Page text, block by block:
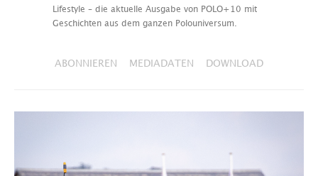
Lifestyle – die aktuelle Ausgabe von POLO+10 mit
Geschichten aus dem ganzen Polouniversum.
ABONNIEREN MEDIADATEN DOWNLOAD